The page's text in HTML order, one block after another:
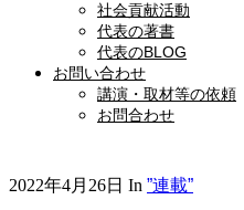
社会貢献活動
代表の著書
代表のBLOG
お問い合わせ
講演・取材等の依頼
お問合わせ
2022年4月26日 In ”連載”